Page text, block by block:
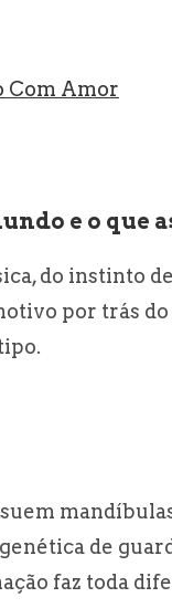
Com Amor
e o que
do instinto
por trás
de
faz toda